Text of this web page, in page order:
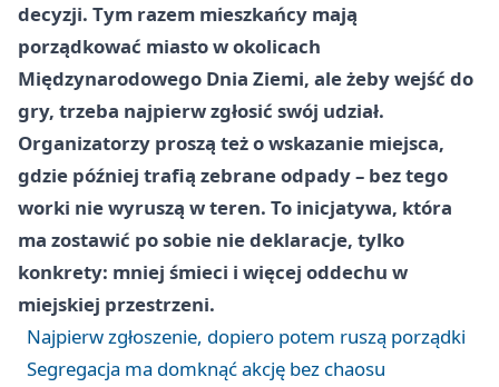
decyzji. Tym razem mieszkańcy mają
porządkować miasto w okolicach
Międzynarodowego Dnia Ziemi, ale żeby wejść do
gry, trzeba najpierw zgłosić swój udział.
Organizatorzy proszą też o wskazanie miejsca,
gdzie później trafią zebrane odpady – bez tego
worki nie wyruszą w teren. To inicjatywa, która
ma zostawić po sobie nie deklaracje, tylko
konkrety: mniej śmieci i więcej oddechu w
miejskiej przestrzeni.
Najpierw zgłoszenie, dopiero potem ruszą porządki
Segregacja ma domknąć akcję bez chaosu